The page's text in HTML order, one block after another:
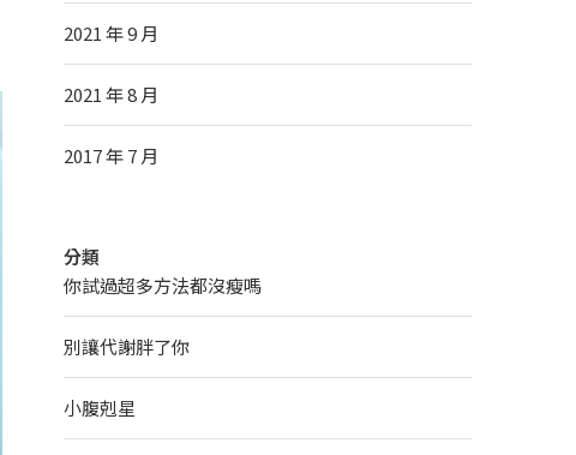
2021 年 9 月
2021 年 8 月
2017 年 7 月
分類
你試過超多方法都沒瘦嗎
別讓代謝胖了你
小腹剋星